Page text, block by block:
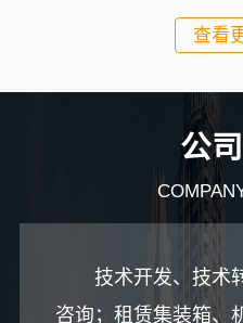
查看
公
技术开发、技术
咨询；租赁集装箱、